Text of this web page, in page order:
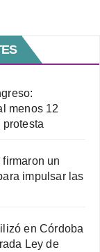
menos 12
un
impulsar las
en Córdoba
Ley de